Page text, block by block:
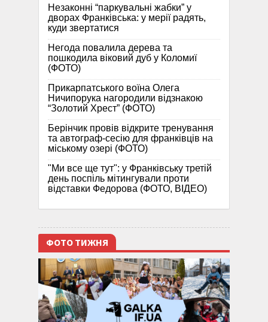
Незаконні “паркувальні жабки” у
дворах Франківська: у мерії радять,
куди звертатися
Негода повалила дерева та
пошкодила віковий дуб у Коломиї
(ФОТО)
Прикарпатського воїна Олега
Ничипорука нагородили відзнакою
“Золотий Хрест” (ФОТО)
Берінчик провів відкрите тренування
та автограф-сесію для франківців на
міському озері (ФОТО)
"Ми все ще тут": у Франківську третій
день поспіль мітингували проти
відставки Федорова (ФОТО, ВІДЕО)
ФОТО ТИЖНЯ